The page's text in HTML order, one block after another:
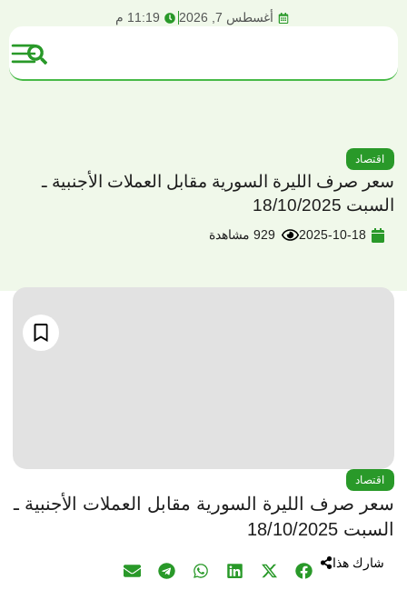
أغسطس 7, 2026 11:19 م
اقتصاد
سعر صرف الليرة السورية مقابل العملات الأجنبية ـ
السبت 18/10/2025
2025-10-18 929 مشاهدة
اقتصاد
سعر صرف الليرة السورية مقابل العملات الأجنبية ـ
السبت 18/10/2025
شارك هذا